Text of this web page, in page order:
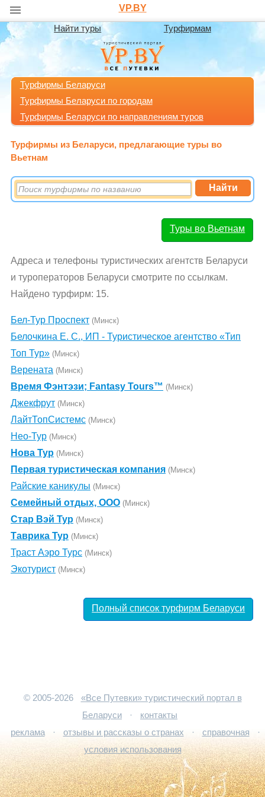
VP.BY
Найти туры Турфирмам
Турфирмы Беларуси
Турфирмы Беларуси по городам
Турфирмы Беларуси по направлениям туров
Турфирмы из Беларуси, предлагающие туры во
Вьетнам
Туры во Вьетнам
Адреса и телефоны туристических агентств Беларуси
и туроператоров Беларуси смотрите по ссылкам.
Найдено турфирм: 15.
Бел-Тур Проспект (Минск)
Белочкина Е. С., ИП - Туристическое агентство «Тип
Топ Тур» (Минск)
Верената (Минск)
Время Фэнтэзи; Fantasy Tours™ (Минск)
Джекфрут (Минск)
ЛайтТопСистемс (Минск)
Нео-Тур (Минск)
Нова Тур (Минск)
Первая туристическая компания (Минск)
Райские каникулы (Минск)
Семейный отдых, ООО (Минск)
Стар Вэй Тур (Минск)
Таврика Тур (Минск)
Траст Аэро Турс (Минск)
Экотурист (Минск)
Полный список турфирм Беларуси
© 2005-2026
«Все Путевки» туристический портал в
Беларуси
·
контакты
реклама
· отзывы и рассказы о странах · справочная
·
условия использования